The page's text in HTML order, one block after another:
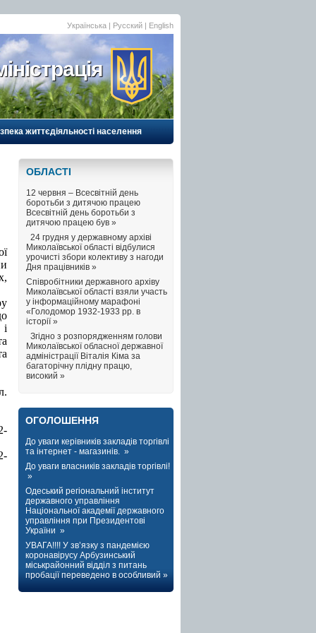
Українська | Русский | English
життєдіяльності населення
-
ОБЛАСТI
12 червня – Всесвітній день
боротьби з дитячою працею
Всесвітній день боротьби з
дитячою працею був »
24 грудня у державному архіві
Миколаївської області відбулися
урочисті збори колективу з нагоди
Дня працівників »
Співробітники державного архіву
Миколаївської області взяли участь
у інформаційному марафоні
«Голодомор 1932-1933 рр. в
історії »
Згідно з розпорядженням голови
Миколаївської обласної державної
адміністрації Віталія Кіма за
багаторічну плідну працю,
високий »
ОГОЛОШЕННЯ
До уваги керівників закладів торгівлі
та інтернет - магазинів. »
До уваги власників закладів торгівлі!
»
Одеський регіональний інститут
державного управління
Національної академії державного
управління при Президентові
України »
УВАГА!!!! У зв’язку з пандемією
коронавірусу Арбузинський
міськрайонний відділ з питань
пробації переведено в особливий »